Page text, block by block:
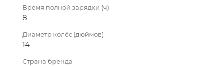
Время полной зарядки (ч)
8
Диаметр колёс (дюймов)
14
Страна бренда